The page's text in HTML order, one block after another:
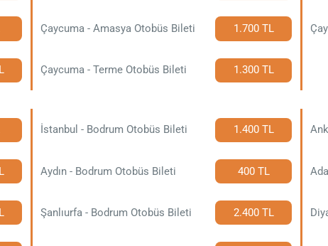
Çaycuma - Amasya Otobüs Bileti 1.700 TL
Çaycuma - Terme Otobüs Bileti 1.300 TL
İstanbul - Bodrum Otobüs Bileti 1.400 TL
Aydın - Bodrum Otobüs Bileti 400 TL
Şanlıurfa - Bodrum Otobüs Bileti 2.400 TL